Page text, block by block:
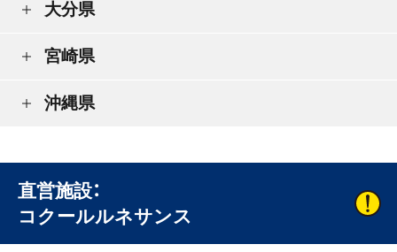
大分県
宮崎県
沖縄県
直営施設：
コクールルネサンス